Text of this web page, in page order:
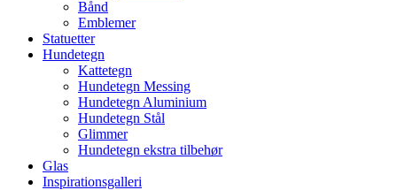
Bånd
Emblemer
Statuetter
Hundetegn
Kattetegn
Hundetegn Messing
Hundetegn Aluminium
Hundetegn Stål
Glimmer
Hundetegn ekstra tilbehør
Glas
Inspirationsgalleri